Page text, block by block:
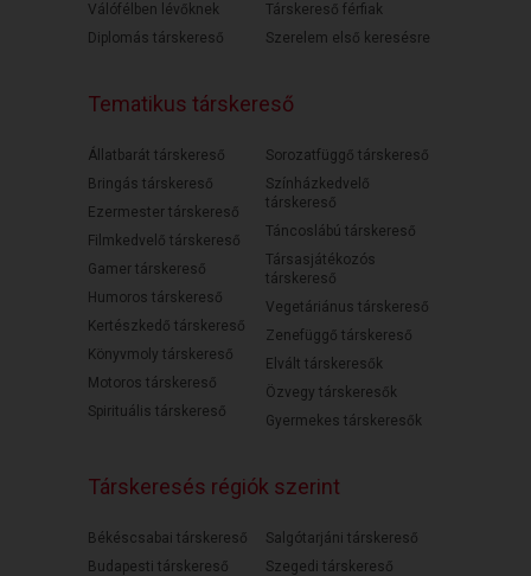
Válófélben lévőknek
Diplomás társkereső
Társkereső férfiak
Szerelem első keresésre
Tematikus társkereső
Állatbarát társkereső
Bringás társkereső
Ezermester társkereső
Filmkedvelő társkereső
Gamer társkereső
Humoros társkereső
Kertészkedő társkereső
Könyvmoly társkereső
Motoros társkereső
Spirituális társkereső
Sorozatfüggő társkereső
Színházkedvelő
társkereső
Táncoslábú társkereső
Társasjátékozós
társkereső
Vegetáriánus társkereső
Zenefüggő társkereső
Elvált társkeresők
Özvegy társkeresők
Gyermekes társkeresők
Társkeresés régiók szerint
Békéscsabai társkereső
Budapesti társkereső
Salgótarjáni társkereső
Szegedi társkereső